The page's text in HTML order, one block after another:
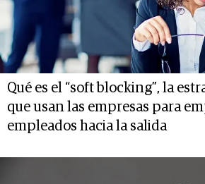
Qué es el “soft blocking”, la
que usan las empresas para
empleados hacia la salida